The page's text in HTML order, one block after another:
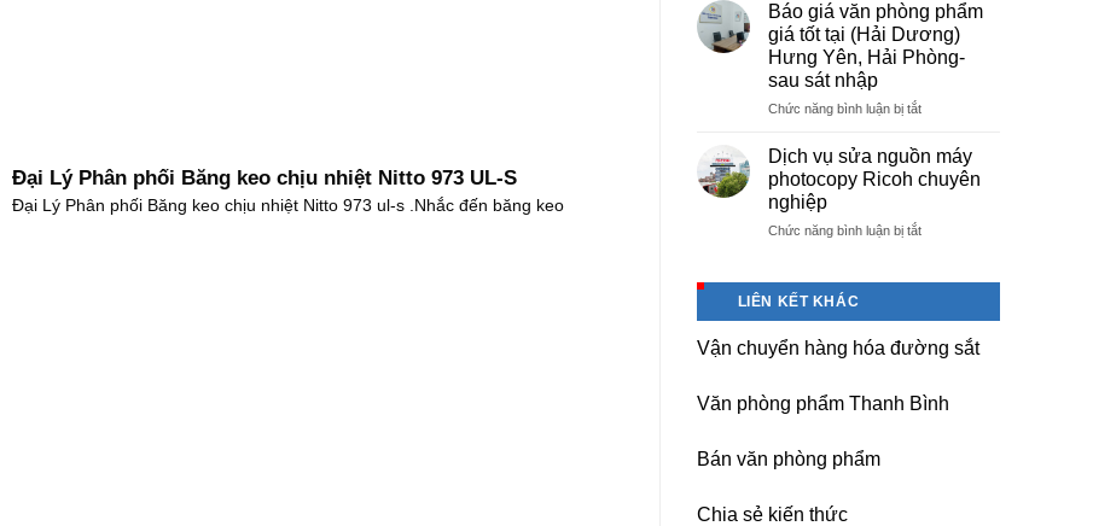
Đại Lý Phân phối Băng keo chịu nhiệt Nitto 973 UL-S
Đại Lý Phân phối Băng keo chịu nhiệt Nitto 973 ul-s .Nhắc đến băng keo
cho
học
sinh,
sinh
văn
công
ty
tại
KCN
Tam
Dương
Vĩnh
máy
photocopy
tại
Nam,
sau
sát
Báo giá văn phòng phẩm
giá tốt tại (Hải Dương)
Hưng Yên, Hải Phòng-
sau sát nhập
Chức năng bình luận bị tắtở
văn
phòng
giá
Yên,
Phòng-
sau
Dịch vụ sửa nguồn máy
photocopy Ricoh chuyên
nghiệp
Chức năng bình luận bị tắtở
photocopy
chuyên
nghiệp
LIÊN KẾT KHÁC
Vận chuyển hàng hóa đường sắt
Văn phòng phẩm Thanh Bình
Bán văn phòng phẩm
Chia sẻ kiến thức